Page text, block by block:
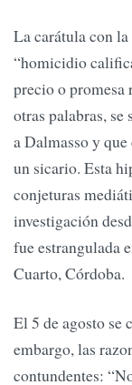
La carátula con
“homicidio
precio o promesa
otras palabras, se
a Dalmasso y
un sicario. Esta
conjeturas
investigación
fue estrangulada
Cuarto, Córdoba.
El 5 de agosto se
embargo, las
contundentes: